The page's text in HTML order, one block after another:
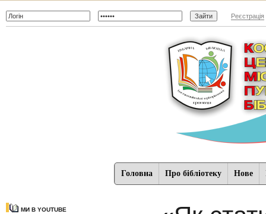
Реєстрація
Головна Про бібліотеку Нове
МИ В YOUTUBE